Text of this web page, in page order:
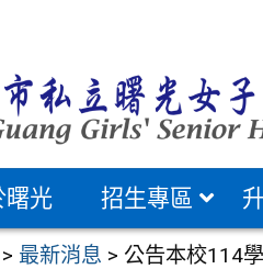
曙光 招生專區
> 最新消息 > 公告本校114